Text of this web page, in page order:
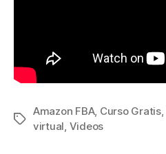
Etiquetas
Amazon FBA, Curso Gratis,
virtual, Videos